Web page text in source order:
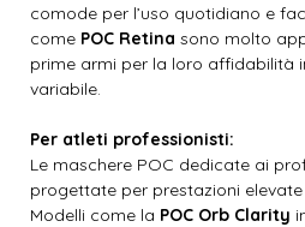
comode per l’uso quotidiano e
come POC Retina sono molto
prime armi per la loro affidabilità
variabile.
Per atleti professionisti:
Le maschere POC dedicate ai
progettate per prestazioni
Modelli come la POC Orb Clarity